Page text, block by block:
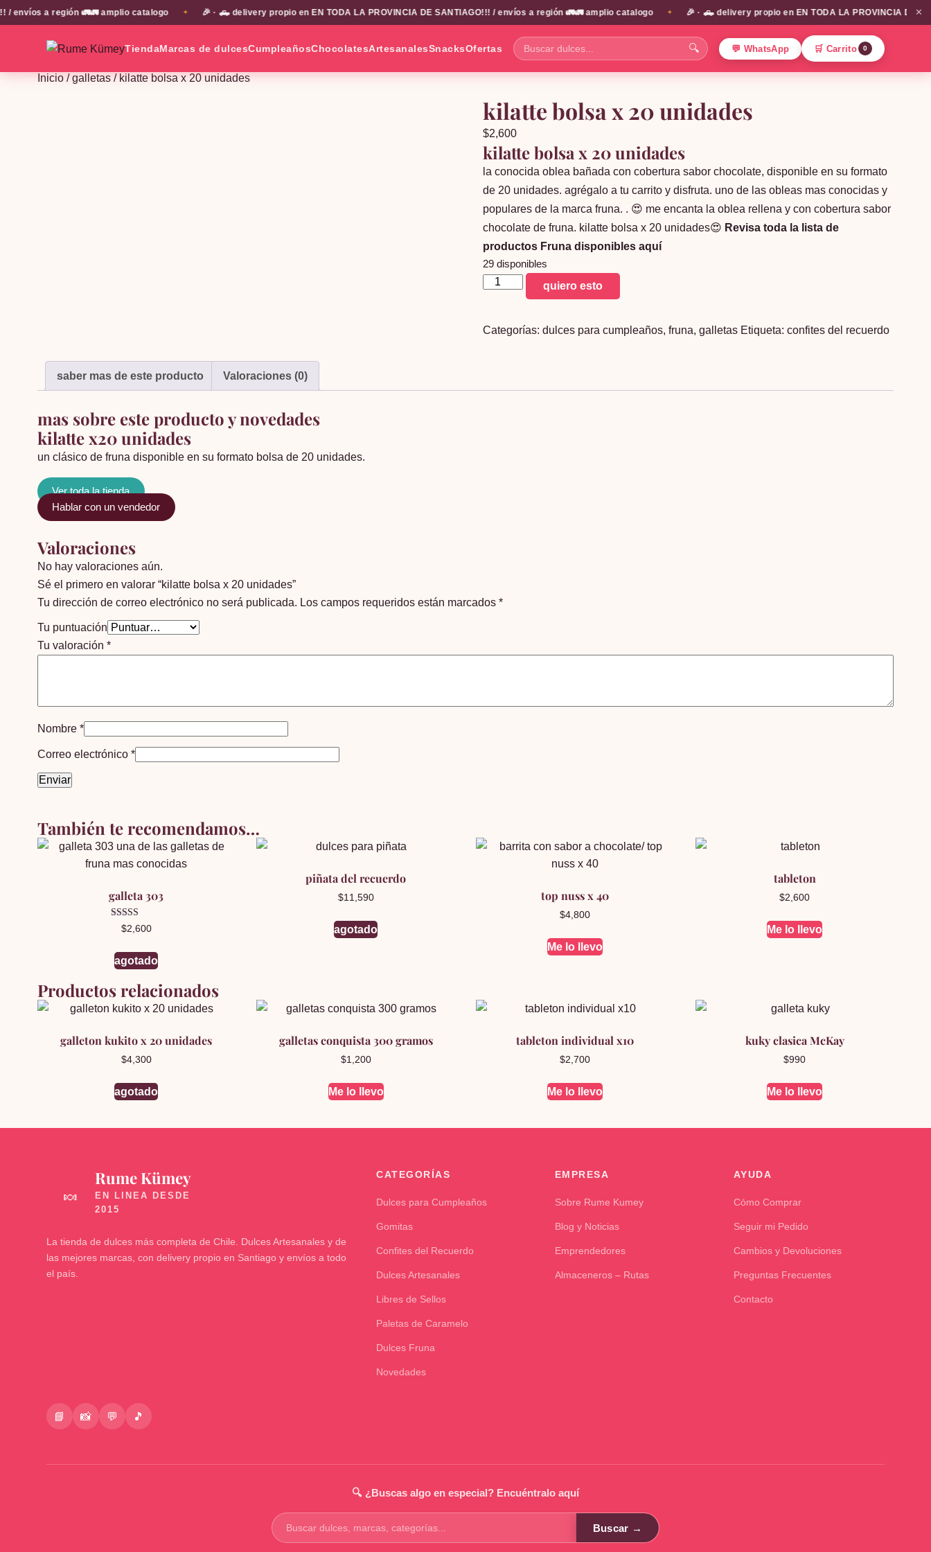
a región 🚛🚛 amplio catalogo ✦ 🎉 · 🛻 delivery propio en EN TODA LA PROVINCIA DE SANTIAGO!!! / envíos a región 🚛🚛 amplio catalogo ✦ 🎉 · 🛻 delivery propio en EN TODA LA PROVINCIA DE ✕
TiendaMarcas de dulcesCumpleañosChocolatesArtesanalesSnacksOfertas
Buscar
dulces...
🔍 💬 WhatsApp 🛒 Carrito 0
Inicio/galletas/ kilatte bolsa x 20 unidades
kilatte bolsa x 20 unidades
$2,600
kilatte bolsa x 20 unidades
la conocida oblea bañada con cobertura sabor chocolate, disponible en su formato
de 20 unidades. agrégalo a tu carrito y disfruta. uno de las obleas mas conocidas y
populares de la marca fruna. . 😍 me encanta la oblea rellena y con cobertura sabor
chocolate de fruna. kilatte bolsa x 20 unidades😍 Revisa toda la lista de
productos Fruna disponibles aquí
29 disponibles
kilatte
20
quiero esto
Categorías: dulces para cumpleaños, fruna, galletas Etiqueta: confites del recuerdo
saber mas de este producto Valoraciones (0)
mas sobre este producto y novedades
kilatte x20 unidades
un clásico de fruna disponible en su formato bolsa de 20 unidades.
Ver toda la tienda
Hablar con un vendedor
Valoraciones
No hay valoraciones aún.
Sé el primero en valorar “kilatte bolsa x 20 unidades”
Tu dirección de correo electrónico no será publicada. Los campos requeridos están marcados *
Tu puntuación
Tu valoración *
Nombre *
Correo electrónico *
También te recomendamos…
galleta 303
Valorado en
5.00
$2,600
agotado
piñata del recuerdo
$11,590
agotado
top nuss x 40
$4,800
Me lo llevo
tableton
$2,600
Me lo llevo
Productos relacionados
galleton kukito x 20 unidades
$4,300
agotado
galletas conquista 300 gramos
$1,200
Me lo llevo
tableton individual x10
$2,700
Me lo llevo
kuky clasica McKay
$990
Me lo llevo
🍬
Rume Kümey
La tienda de dulces más completa de Chile. Dulces Artesanales y de
las mejores marcas, con delivery propio en Santiago y envíos a todo
el país.
📘 📸 💬 🎵
CATEGORÍAS
Dulces para Cumpleaños
Gomitas
Confites del Recuerdo
Dulces Artesanales
Libres de Sellos
Paletas de Caramelo
Dulces Fruna
Novedades
EMPRESA
Sobre Rume Kumey
Blog y Noticias
Emprendedores
Almaceneros – Rutas
AYUDA
Cómo Comprar
Seguir mi Pedido
Cambios y Devoluciones
Preguntas Frecuentes
Contacto
🔍 ¿Buscas algo en especial? Encuéntralo aquí
Buscar
productos
Buscar →